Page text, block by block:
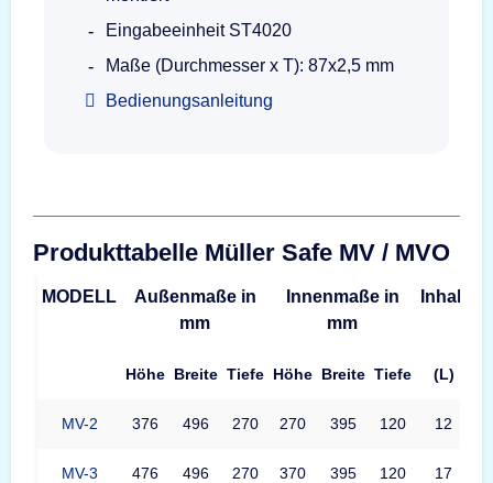
Eingabeeinheit ST4020
Maße (Durchmesser x T): 87x2,5 mm
Bedienungsanleitung
Produkttabelle Müller Safe MV / MVO
MODELL
Außenmaße in
mm
Innenmaße in
mm
Inhalt
Höhe Breite Tiefe Höhe Breite Tiefe (L)
MV-2 376 496 270 270 395 120 12
MV-3 476 496 270 370 395 120 17